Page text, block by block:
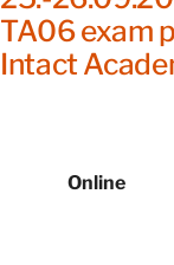
KONTAKT
TA06 exam
Intact
Online